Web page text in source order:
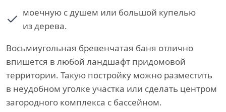
моечную с душем или большой купелью
из дерева.
Восьмиугольная бревенчатая баня отлично
впишется в любой ландшафт придомовой
территории. Такую постройку можно разместить
в неудобном уголке участка или сделать центром
загородного комплекса с бассейном.